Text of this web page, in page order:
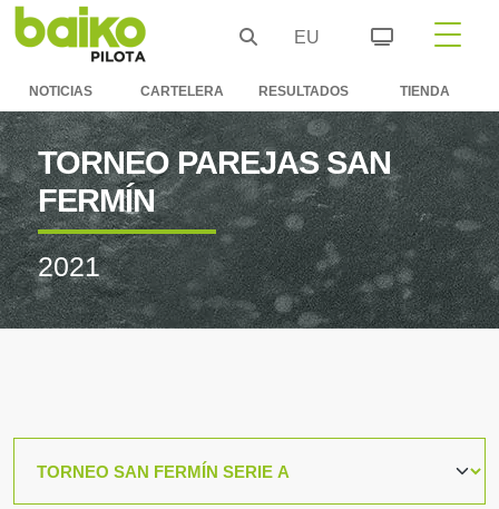
EU
NOTICIAS CARTELERA RESULTADOS TIENDA
TORNEO PAREJAS SAN
FERMÍN
2021